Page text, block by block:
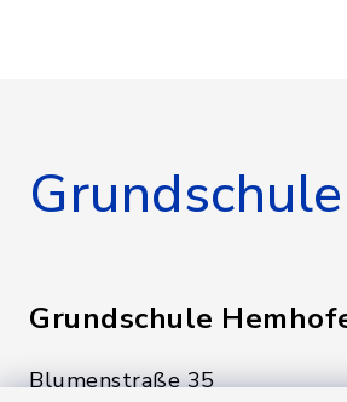
Grundschule
Blumenstraße 35